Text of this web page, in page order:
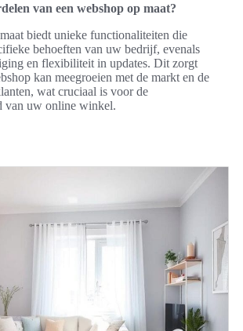
van een webshop op maat?
biedt unieke functionaliteiten die
behoeften van uw bedrijf, evenals
en flexibiliteit in updates. Dit zorgt
kan meegroeien met de markt en de
wat cruciaal is voor de
van uw online winkel.